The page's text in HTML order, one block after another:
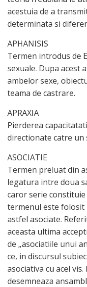
acestuia de a
determinata si
APHANISIS
Termen introdus de
sexuale. Dupa acest
ambelor sexe,
teama de castrare.
APRAXIA
Pierderea
directionate catre un
ASOCIATIE
Termen preluat din
legatura intre doua
caror serie
termenul este folosit
astfel asociate.
aceasta ultima
de „asociatiile unui
ce, in discursul
asociativa cu acel
desemneaza